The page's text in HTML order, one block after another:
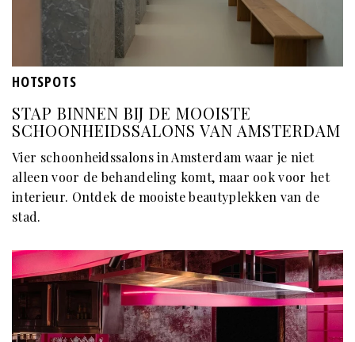
HOTSPOTS
STAP BINNEN BIJ DE MOOISTE
SCHOONHEIDSSALONS VAN AMSTERDAM
Vier schoonheidssalons in Amsterdam waar je niet
alleen voor de behandeling komt, maar ook voor het
interieur. Ontdek de mooiste beautyplekken van de
stad.